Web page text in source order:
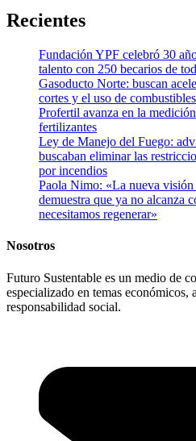
Recientes
Fundación YPF celebró 30
talento con 250 becarios de
Gasoducto Norte: buscan
cortes y el uso de
Profertil avanza en la
fertilizantes
Ley de Manejo del Fuego:
buscaban eliminar las
por incendios
Paola Nimo: «La nueva
demuestra que ya no alcanza
necesitamos regenerar»
Nosotros
Futuro Sustentable es un medio de
especializado en temas económicos,
responsabilidad social.